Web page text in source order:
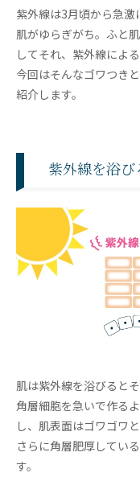
紫外線は3月頃から急
肌がゆらぎがち。ふと
してそれ、紫外線によ
今回はそんなゴワつき
紹介します。
紫外線を浴び
肌は紫外線を浴びると
角層細胞を急いで作る
し、肌表面はゴワゴワ
さらに角層肥厚してい
す。